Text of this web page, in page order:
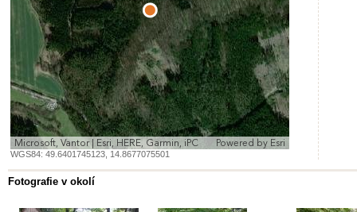
Microsoft, Vantor | Esri, HERE, Garmin, iPC Powered by Esri
WGS84: 49.6401745123 14.8677075501
Fotografie v okolí